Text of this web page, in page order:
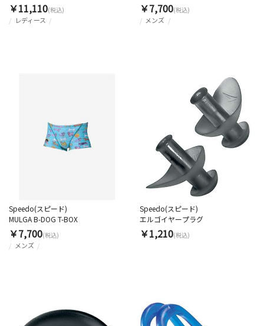
レディース
￥11,110(税込)
メンズ
￥7,700(税込)
メンズ
Speedo(スピード)
MULGA B-DOG T-BOX
￥7,700(税込)
Speedo(スピード)
エルゴイヤープラグ
￥1,210(税込)